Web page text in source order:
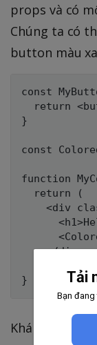
props và có
Chúng ta có
button màu
const
return
}
const
function
  return (
<div
    </div>
Khá hay phải
Tải
Bạn